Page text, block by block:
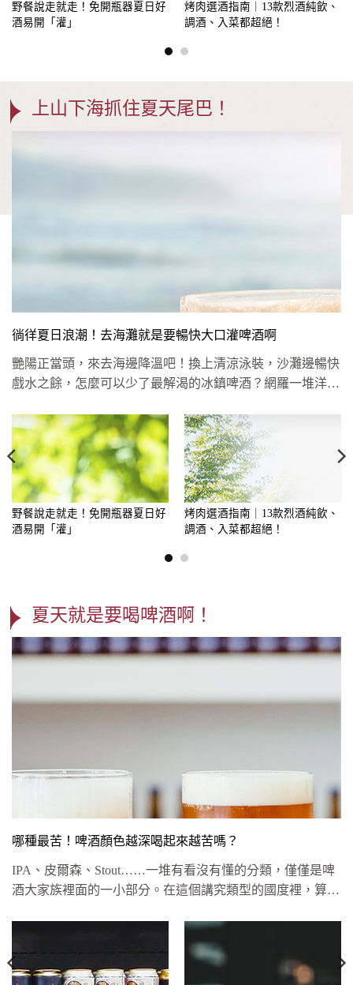
野餐說走就走！免開瓶器夏日好
酒易開「灌」
烤肉選酒指南｜13款烈酒純飲、
調酒、入菜都超絕！
上山下海抓住夏天尾巴！
徜徉夏日浪潮！去海灘就是要暢快大口灌啤酒啊
艷陽正當頭，來去海邊降溫吧！換上清涼泳裝，沙灘邊暢快
戲水之餘，怎麼可以少了最解渴的冰鎮啤酒？網羅一堆洋溢
野餐說走就走！免開瓶器夏日好
酒易開「灌」
烤肉選酒指南｜13款烈酒純飲、
調酒、入菜都超絕！
夏天就是要喝啤酒啊！
哪種最苦！啤酒顏色越深喝起來越苦嗎？
IPA、皮爾森、Stout……一堆有看沒有懂的分類，僅僅是啤
酒大家族裡面的一小部分。在這個講究類型的國度裡，算起